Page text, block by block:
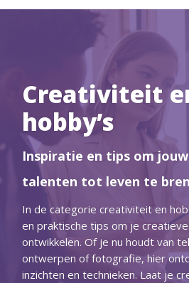
Creativiteit
hobby’s
Inspiratie en tips om
talenten tot leven te
In de categorie creativiteit en
en praktische tips om je
ontwikkelen. Of je nu houdt van
ontwerpen of fotografie, hier
inzichten en technieken. Laat je